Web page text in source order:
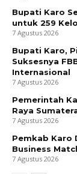
Bupati Karo
untuk 259
7 Agustus 2026
Bupati Karo,
Suksesnya
Internasional
7 Agustus 2026
Pemerintah
Raya
7 Agustus 2026
Pemkab Karo
Business
7 Agustus 2026